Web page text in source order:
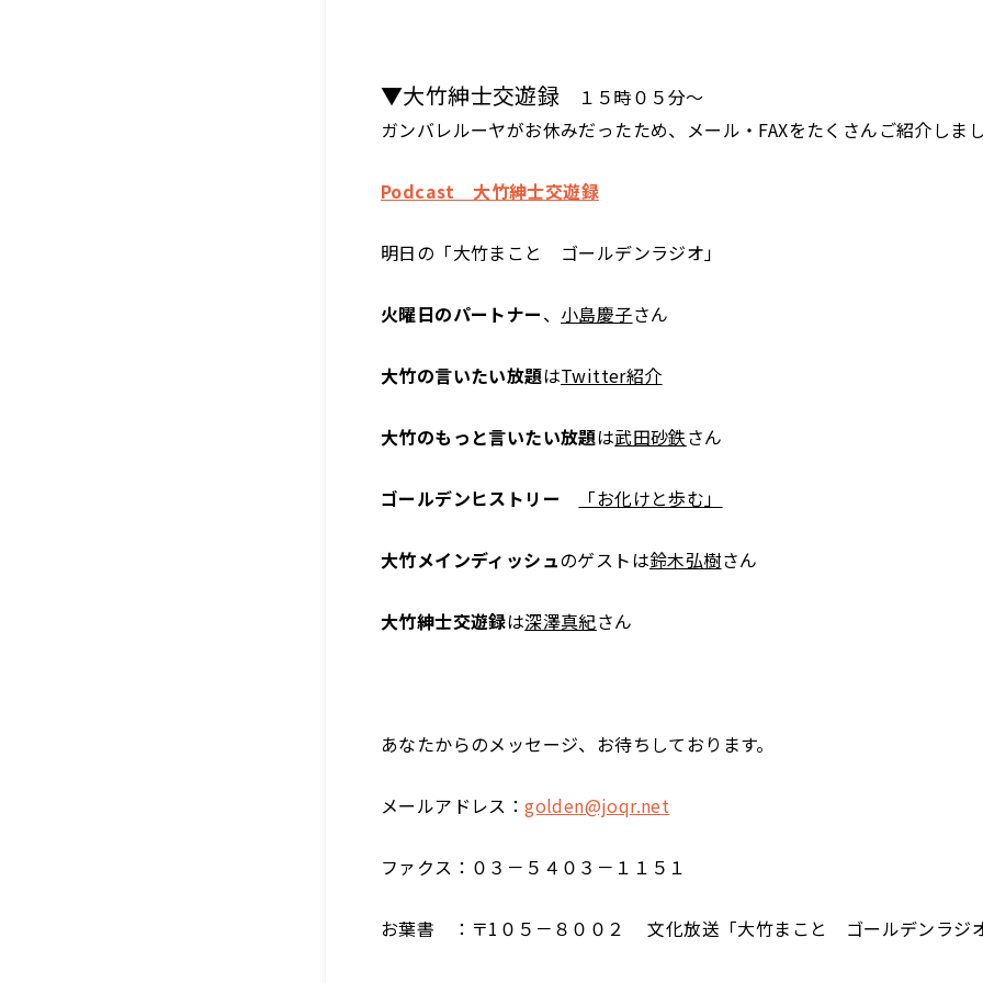
▼大竹紳士交遊録 １５時０５分～
ガンバレルーヤがお休みだったため、
メール・FAXをたくさんご紹介しま
Podcast 大竹紳士交遊録
明日の「大竹まこと ゴールデンラジオ」
火曜日のパートナー、 小島慶子さん
大竹の言いたい放題はTwitter紹介
大竹のもっと言いたい放題は武田砂鉄さん
ゴールデンヒストリー 「お化けと歩む」
大竹メインディッシュのゲストは鈴木弘樹さん
大竹紳士交遊録は深澤真紀さん
あなたからのメッセージ、お待ちしております。
メールアドレス：golden@joqr.net
ファクス：０３－５４０３－１１５１
お葉書 ：〒1０５－８００２ 文化放送「大竹まこと ゴールデンラジ